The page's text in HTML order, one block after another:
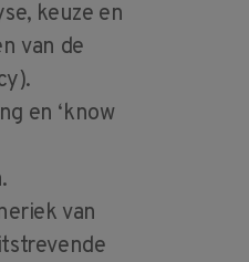
keuze en
van de
en ‘know
van